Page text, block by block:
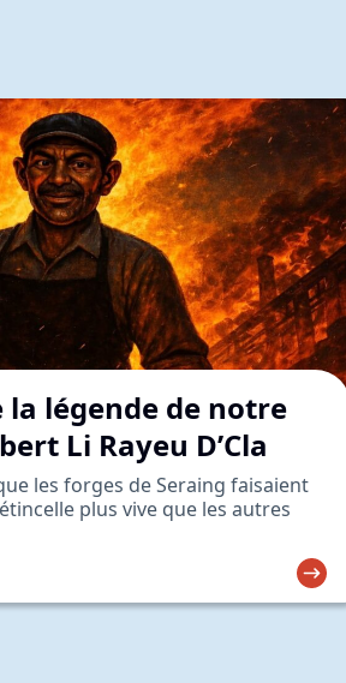
légende de notre
Li Rayeu D’Cla
les forges de Seraing faisaient
plus vive que les autres